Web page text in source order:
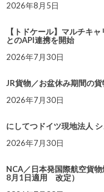
2026年8月5日
【トドケール】マルチキ
とのAPI連携を開始
2026年7月30日
JR貨物／お盆休み期間の
2026年7月30日
にしてつドイツ現地法人
2026年7月30日
NCA／日本発国際航空貨
8月1日適用 改定）